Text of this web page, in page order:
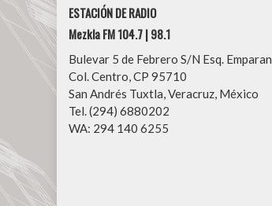
ESTACIÓN DE RADIO
Mezkla FM 104.7 | 98.1
Bulevar 5 de Febrero S/N Esq. Emparan
Col. Centro, CP 95710
San Andrés Tuxtla, Veracruz, México
Tel. (294) 6880202
WA: 294 140 6255